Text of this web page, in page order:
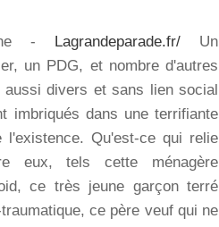
- Lagrandeparade.fr/ Un
un PDG, et nombre d'autres
aussi divers et sans lien social
imbriqués dans une terrifiante
Qu'est-ce qui relie
eux, tels cette ménagère
ce très jeune garçon terré
ce père veuf qui ne